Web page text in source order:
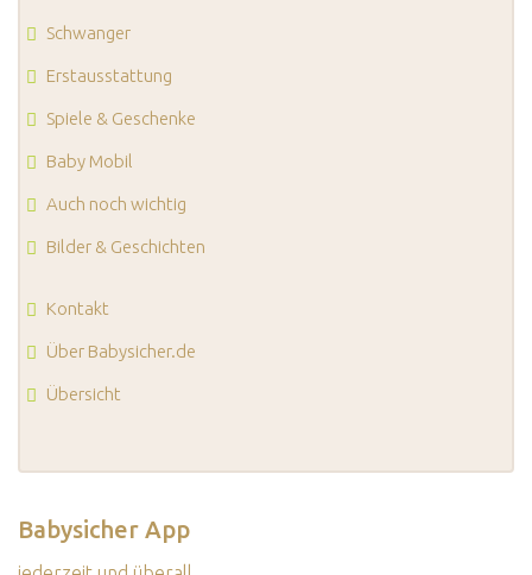
Schwanger
Erstausstattung
Spiele & Geschenke
Baby Mobil
Auch noch wichtig
Bilder & Geschichten
Kontakt
Über Babysicher.de
Übersicht
Babysicher App